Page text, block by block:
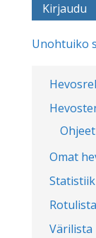
Omat
Rotulista
Värilista
Unohtuiko